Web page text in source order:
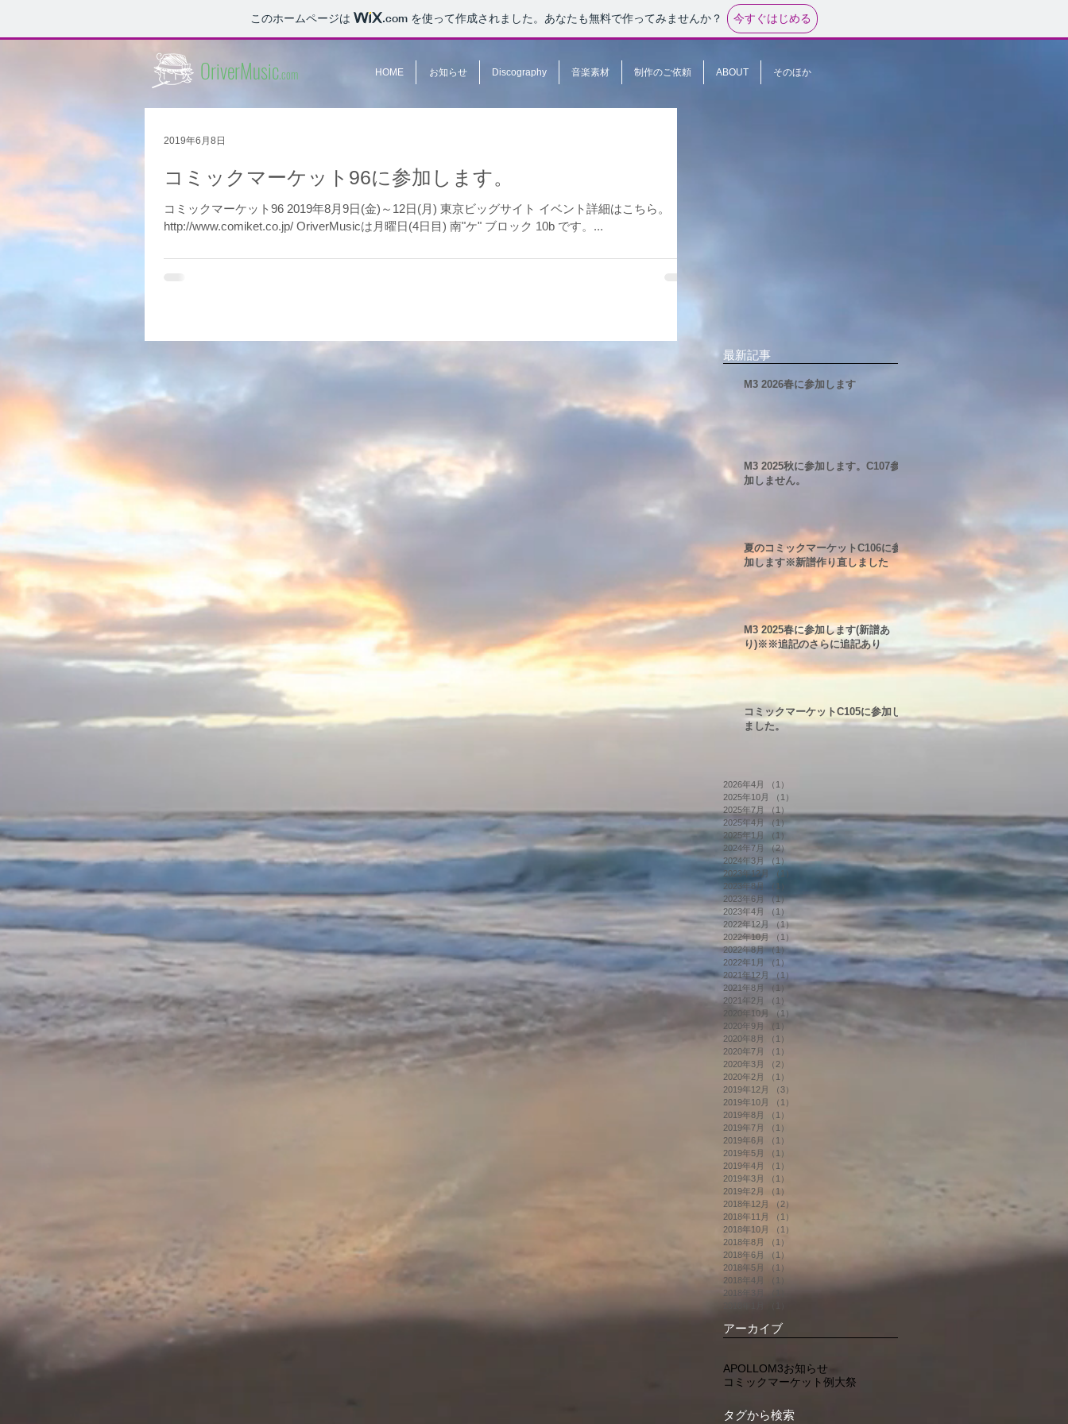
このホームページは .com を使って作成されました。あなたも無料で作ってみませんか？ 今すぐはじめる
OriverMusic.com
コミックマーケット96に参加します。
コミックマーケット96 2019年8月9日(金)～12日(月) 東京ビッグサイト イベント詳細はこちら。
http://www.comiket.co.jp/ OriverMusicは月曜日(4日目) 南"ケ" ブロック 10b です。...
2019年6月8日
最新記事
M3 2026春に参加します
M3 2025秋に参加します。C107参
加しません。
夏のコミックマーケットC106に参
加します※新譜作り直しました
M3 2025春に参加します(新譜あ
り)※※追記のさらに追記あり
コミックマーケットC105に参加し
ました。
2026年4月 （1）
2025年10月
（1）
2025年7月
（1）
2025年4月 （1）1件の記事
2025年1月
（1）
2024年7月
（2）
2024年3月
（1）
1件の記事
2023年12月
（1）
1件の記事
2023年8月
（1）
2023年6月 （1）1件の記事
2023年4月
（1）
2022年12月
（1）1件の記事
2022年10月
（1）
1件の記事
2022年8月 （1）1件の記事
2022年1月
（1）
2021年12月
（1）
2021年8月
（1）
1件の記事
2021年2月
（1）
2020年10月
（1）
1件の記事
2020年9月
（1）
2020年8月
（1）
2020年7月
（1）
2020年3月
（2）
2020年2月
（1）
2019年12月
（3）
2019年10月
（1）
2019年8月
（1）
2019年7月
（1）
2019年6月
（1）
2019年5月
（1）
2019年4月
（1）
2019年3月
（1）
2019年2月
（1）
2018年12月
（2）
2018年11月
（1）
2018年10月
（1）
2018年8月
（1）
2018年6月
（1）
2018年5月
（1）
2018年4月
（1）
2018年3月
アーカイブ
APOLLOM3お知らせ
コミックマーケット例大祭
タグから検索
HOME お知らせ Discography 音楽素材 制作のご依頼 ABOUT そのほか